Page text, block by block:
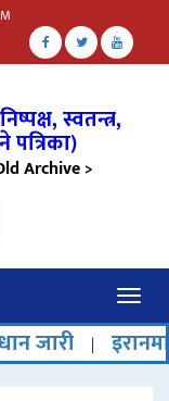
स्वतन्त्र,
Archive >
इरानमा मृत्युदण्ड